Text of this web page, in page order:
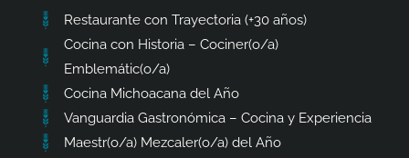
Restaurante con Trayectoria (+30 años)
Cocina con Historia – Cociner(o/a)
Emblemátic(o/a)
Cocina Michoacana del Año
Vanguardia Gastronómica – Cocina y Experiencia
Maestr(o/a) Mezcaler(o/a) del Año